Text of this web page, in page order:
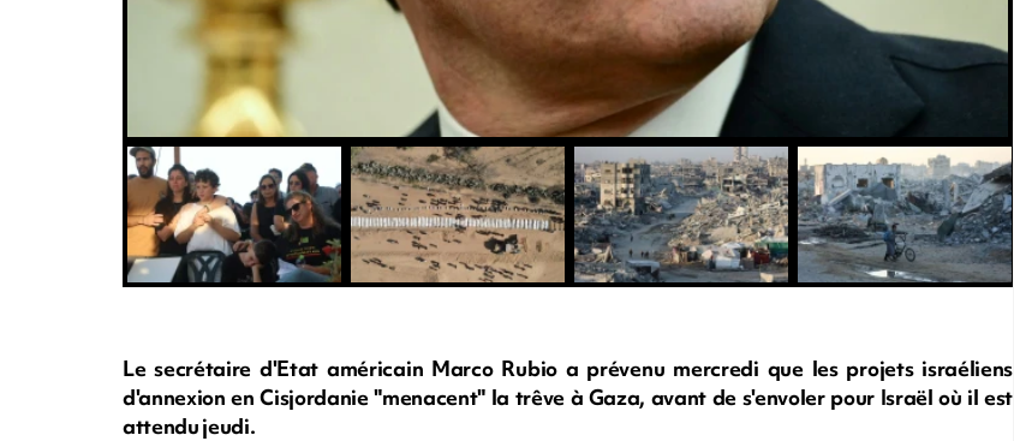
Le secrétaire d'Etat américain Marco Rubio a prévenu mercredi que les projets israéliens
d'annexion en Cisjordanie "menacent" la trêve à Gaza, avant de s'envoler pour Israël où il est
attendu jeudi.